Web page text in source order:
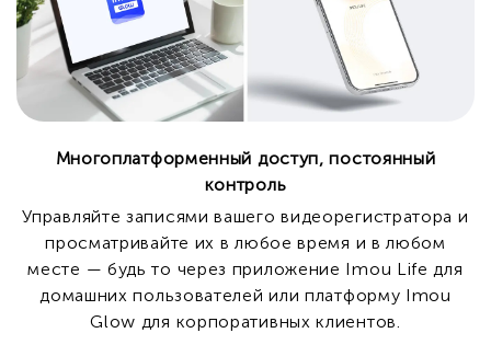
Многоплатформенный доступ, постоянный
контроль
Управляйте записями вашего видеорегистратора и
просматривайте их в любое время и в любом
месте — будь то через приложение Imou Life для
домашних пользователей или платформу Imou
Glow для корпоративных клиентов.